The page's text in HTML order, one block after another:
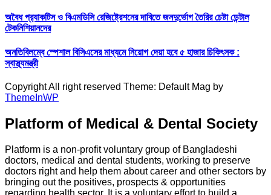
অবৈধ প্র‍্যাকটিস ও বিএমডিসি রেজিষ্ট্রেশনের দাবিতে জনদুর্ভোগ তৈরির চেষ্টা ডেন্টাল
টেকনিশিয়ানদের
অনতিবিলম্বে স্পেশাল বিসিএসের মাধ্যমে নিয়োগ দেয়া হবে ৫ হাজার চিকিৎসক :
স্বাস্থ্যমন্ত্রী
Copyright All right reserved Theme: Default Mag by
ThemeInWP
Platform of Medical & Dental Society
Platform is a non-profit voluntary group of Bangladeshi
doctors, medical and dental students, working to preserve
doctors right and help them about career and other sectors by
bringing out the positives, prospects & opportunities
regarding health sector. It is a voluntary effort to build a